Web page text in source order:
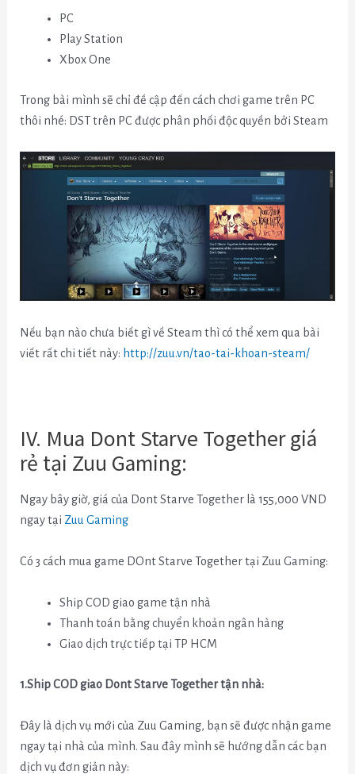
PC
Play Station
Xbox One
Trong bài mình sẽ chỉ đề cập đến cách chơi game trên PC
thôi nhé: DST trên PC được phân phối độc quyền bởi Steam
Nếu bạn nào chưa biết gì về Steam thì có thể xem qua bài
viết rất chi tiết này: http://zuu.vn/tao-tai-khoan-steam/
IV. Mua Dont Starve Together giá
rẻ tại Zuu Gaming:
Ngay bây giờ, giá của Dont Starve Together là 155,000 VND
ngay tại Zuu Gaming
Có 3 cách mua game DOnt Starve Together tại Zuu Gaming:
Ship COD giao game tận nhà
Thanh toán bằng chuyển khoản ngân hàng
Giao dịch trực tiếp tại TP HCM
1.Ship COD giao Dont Starve Together tận nhà:
Đây là dịch vụ mới của Zuu Gaming, bạn sẽ được nhận game
ngay tại nhà của mình. Sau đây mình sẽ hướng dẫn các bạn
dịch vụ đơn giản này: